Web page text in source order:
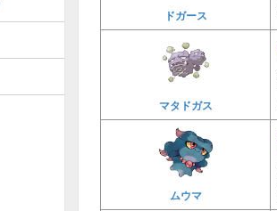
ドガース
マタドガス
ムウマ